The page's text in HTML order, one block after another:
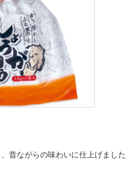
昔ながらの味わいに仕上げました